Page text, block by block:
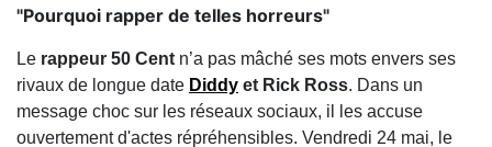
"Pourquoi rapper de telles horreurs"
Le rappeur 50 Cent n’a pas mâché ses mots envers ses
rivaux de longue date Diddy et Rick Ross. Dans un
message choc sur les réseaux sociaux, il les accuse
ouvertement d'actes répréhensibles. Vendredi 24 mai, le